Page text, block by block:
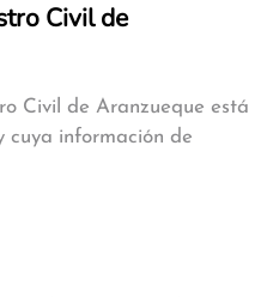
Civil de
Civil de Aranzueque está
cuya información de